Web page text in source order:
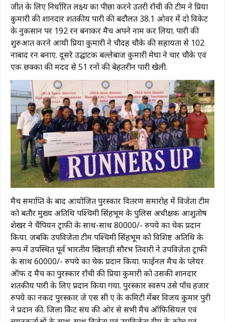
जीत के लिए निर्धारित लक्ष्य का पीछा करने उतरी राँची की टीम ने प्रिया
कुमारी की शानदार शतकीय पारी की बदौलत 38.1 ओवर में दो विकेट
के नुकसान पर 192 रन बनाकर मैच अपने नाम कर लिया. पारी की
शुरुआत करने आयी प्रिया कुमारी ने चौदह चौके की सहायता से 102
नाबाद रन बनाए. दूसरे उद्घाटक बल्लेबाज कुमारी मेघा ने चार चौके एवं
एक छक्का की मदद से 51 रनों की बेहतरीन पारी खेली.
मैच समाप्ति के बाद आयोजित पुरस्कार वितरण समारोह में विजेता टीम
को बतौर मुख्य अतिथि पश्चिमी सिंहभूम के पुलिस अधीक्षक आशुतोष
शेखर ने चैंपियन ट्राफी के साथ-साथ 80000/- रुपये का चेक प्रदान
किया. जबकि उपविजेता टीम पश्चिमी सिंहभूम को विशिष्ट अतिथि के
रूप में उपस्थित पूर्व भारतीय खिलाड़ी सौरभ तिवारी ने उपविजेता ट्राफी
के साथ 60000/- रुपये का चेक प्रदान किया. फाईनल मैच के प्लेयर
ऑफ द मैच का पुरस्कार राँची की प्रिया कुमारी को उसकी शानदार
शतकीय पारी के लिए प्रदान किया गया. पुरस्कार स्वरुप उसे पाँच हजार
रुपये का नकद पुरस्कार जे एस सी ए के कमिटी मेंबर विजय कुमार पुरी
ने प्रदान की. जिला क्रिकेट संघ की ओर से सभी मैच ऑफिसियल एवं